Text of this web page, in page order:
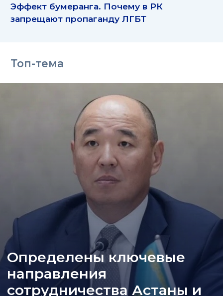
Эффект бумеранга. Почему в РК
запрещают пропаганду ЛГБТ
Топ-тема
Определены ключевые
направления
сотрудничества Астаны и